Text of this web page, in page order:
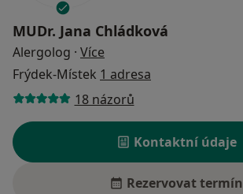
MUDr. Jana Chládková
Alergolog · Více
Frýdek-Místek 1 adresa
18 názorů
Kontaktní údaje
Rezervovat termín